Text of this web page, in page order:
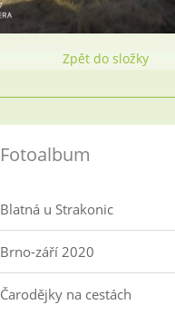
Zpět do složky
Fotoalbum
Blatná u Strakonic
Brno-září 2020
Čarodějky na cestách